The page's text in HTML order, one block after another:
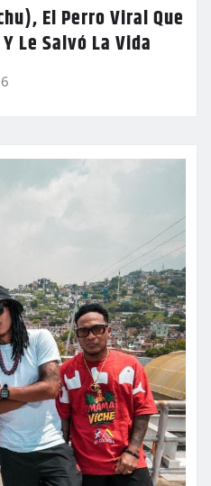
El Perro Viral Que
Le Salvó La Vida